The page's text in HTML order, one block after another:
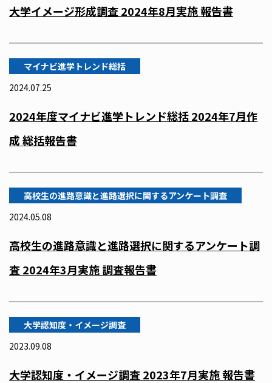
大学イメージ形成調査 2024年8月実施 報告書
マイナビ進学トレンド総括
2024.07.25
2024年度マイナビ進学トレンド総括 2024年7月作
成 総括報告書
高校生の進路意識と進路選択に関するアンケート調査
2024.05.08
高校生の進路意識と進路選択に関するアンケート調
査 2024年3月実施 調査報告書
大学認知度・イメージ調査
2023.09.08
大学認知度・イメージ調査 2023年7月実施 報告書